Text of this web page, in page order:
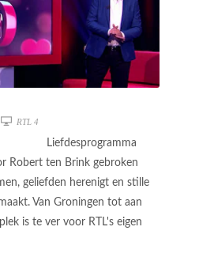
RTL 4
Liefdesprogramma
Robert ten Brink gebroken
geliefden herenigt en stille
Van Groningen tot aan
is te ver voor RTL's eigen